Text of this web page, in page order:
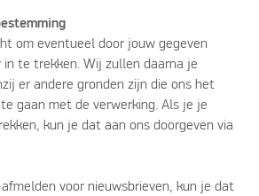
om eventueel door jouw gegeven
te trekken. Wij zullen daarna je
er andere gronden zijn die ons het
gaan met de verwerking. Als je je
kun je dat aan ons doorgeven via
voor nieuwsbrieven, kun je dat